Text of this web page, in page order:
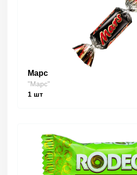
Марс
"Марс"
1 шт